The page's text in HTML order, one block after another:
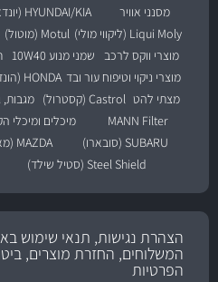
מסנני אוויר
HYUNDAI/KIA (יונדאי\קיה)
Liqui Moly (ליקווי מולי)
Motul (מוטול)
מוצרי ווקס לרכב
שמני מנוע 10W40
מוצרי ניקוי וטיפוח עור ובד HONDA (הונדה)
מצתי להט Castrol (קסטרול) מגבות,
MANN Filter
מיכלים ומיכלי
SUBARU (סובארו)
MAZDA (מאזדה)
Steel Shield (סטיל שילד)
הצהרת נגישות, תנאי שימוש
המשלוחים, החזרת מוצרים,
הפרטיות